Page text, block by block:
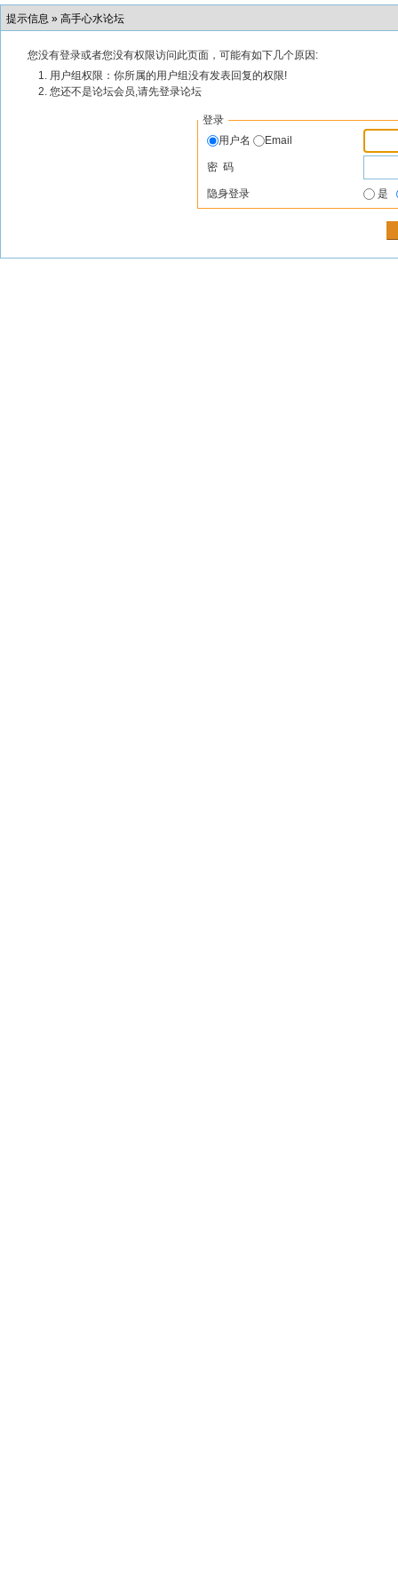
提示信息 » 高手心水论坛
您没有登录或者您没有权限访问此页面，可能有如下几个原因:
用户组权限：你所属的用户组没有发表回复的权限!
您还不是论坛会员,请先登录论坛
登录
用户名
Email
密 码
隐身登录 是